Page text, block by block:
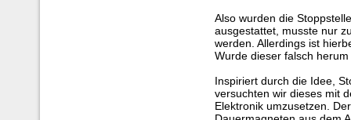
Also wurden die
ausgestattet, musste nur
werden. Allerdings ist
Wurde dieser falsch
Inspiriert durch die Idee,
versuchten wir dieses mit
Elektronik umzusetzen.